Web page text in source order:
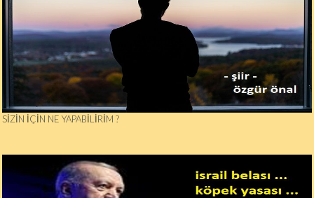
SIZIN İÇIN NE YAPABILIRIM ?